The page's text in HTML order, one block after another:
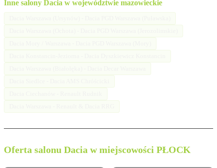
Inne salony Dacia w województwie mazowieckie
Oferta salonu Dacia w miejscowości PŁOCK